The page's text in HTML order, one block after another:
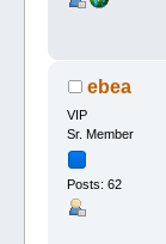
ebea
VIP
Sr. Member
Posts: 62